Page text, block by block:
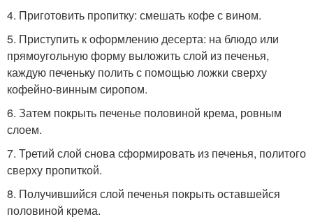
4. Приготовить пропитку: смешать кофе с вином.
5. Приступить к оформлению десерта: на блюдо или
прямоугольную форму выложить слой из печенья,
каждую печеньку полить с помощью ложки сверху
кофейно-винным сиропом.
6. Затем покрыть печенье половиной крема, ровным
слоем.
7. Третий слой снова сформировать из печенья, политого
сверху пропиткой.
8. Получившийся слой печенья покрыть оставшейся
половиной крема.